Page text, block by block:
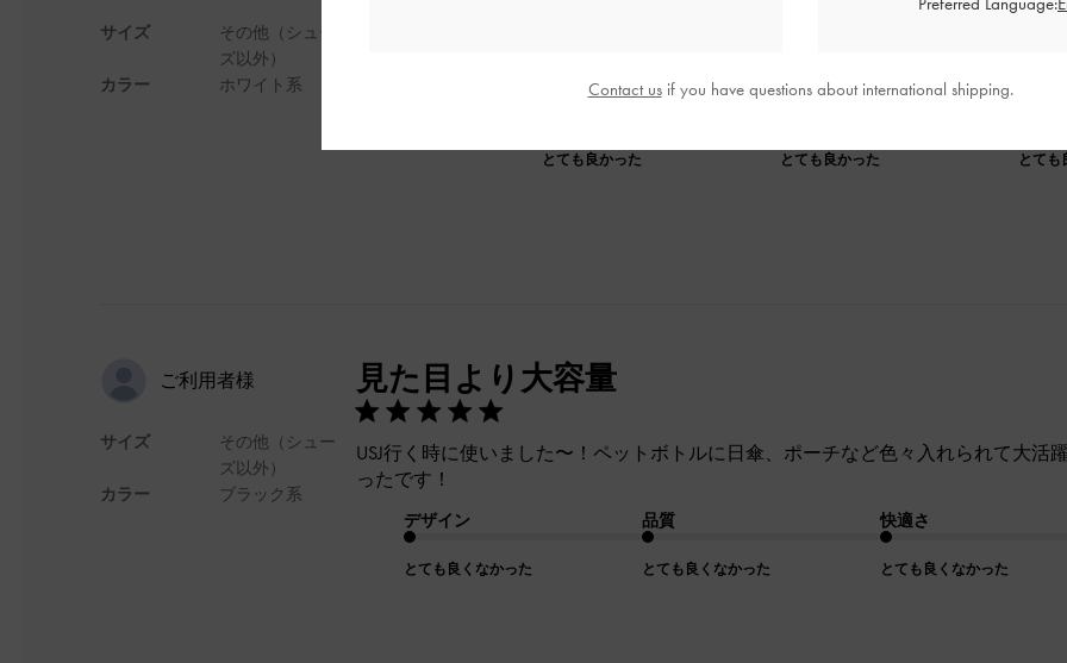
サイズ
カラー
その他（シュー
ズ以外）
ホワイト系
とても良かった とても良かった とても
ご利用者様
サイズ
カラー
その他（シュー
ズ以外）
ブラック系
見た目より大容量
USJ行く時に使いました〜！ペットボトルに日傘、ポーチなど色々入れられて大活
ったです！
デザイン
とても良くなかった
品質
とても良くなかった
快適さ
とても良くなかった
Contact usif you have questions about international shipping.